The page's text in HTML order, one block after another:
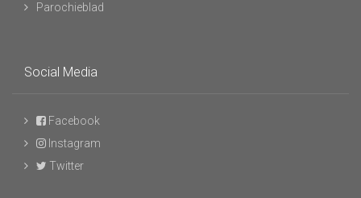
Parochieblad
Social Media
Facebook
Instagram
Twitter